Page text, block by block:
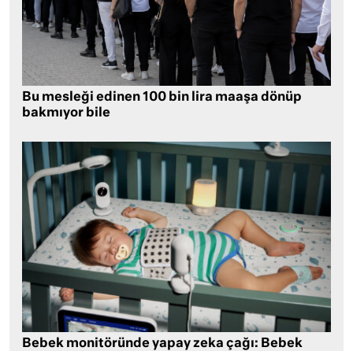
Bu mesleği edinen 100 bin lira maaşa dönüp
bakmıyor bile
Bebek monitöründe yapay zeka çağı: Bebek